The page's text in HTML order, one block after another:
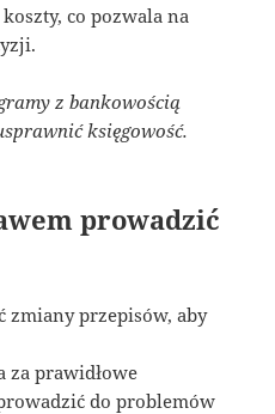
co pozwala na
z bankowością
księgowość.
prowadzić
zmiany przepisów, aby
za prawidłowe
do problemów